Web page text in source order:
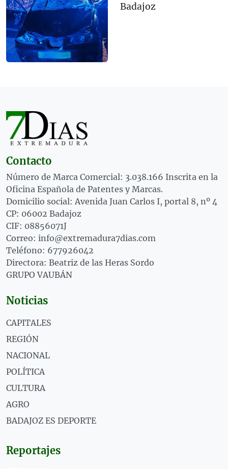
Badajoz
Contacto
Número de Marca Comercial: 3.038.166 Inscrita en la
Oficina Española de Patentes y Marcas.
Domicilio social: Avenida Juan Carlos I, portal 8, nº 4
CP: 06002 Badajoz
CIF: 08856071J
Correo: info@extremadura7dias.com
Teléfono: 677926042
Directora: Beatriz de las Heras Sordo
GRUPO VAUBÁN
Noticias
CAPITALES
REGIÓN
NACIONAL
POLÍTICA
CULTURA
AGRO
BADAJOZ ES DEPORTE
Reportajes